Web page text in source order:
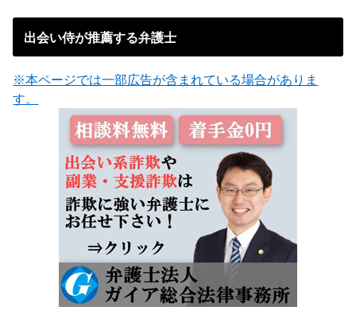
出会い侍が推薦する弁護士
※本ページでは一部広告が含まれている場合がありま
す。